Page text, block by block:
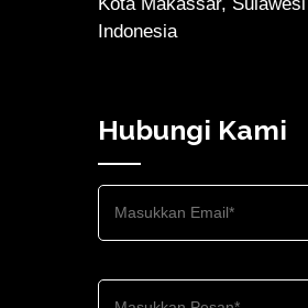
Indonesia
Hubungi Kami